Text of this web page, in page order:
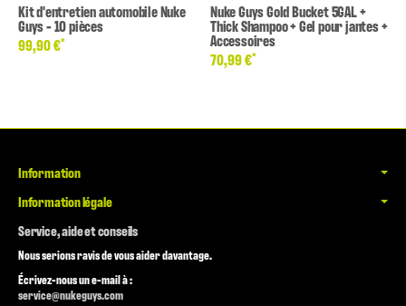
Kit d'entretien automobile Nuke
Guys - 10 pièces
99,90 €*
Nuke Guys Gold Bucket 5GAL +
Thick Shampoo + Gel pour jantes +
Accessoires
70,99 €*
Information
Information légale
Service, aide et conseils
Nous serions ravis de vous aider davantage.
Écrivez-nous un e-mail à :
service@nukeguys.com